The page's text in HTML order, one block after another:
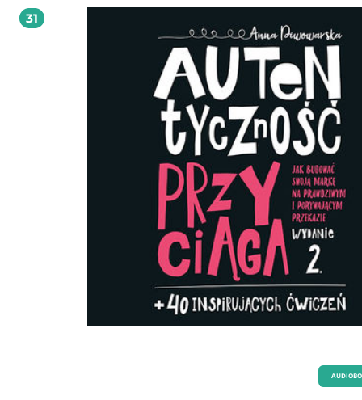
efektywnym ich rozwoju. Efektywnym, czyli takim, który pozwoli by przy
nakładzie czasu i pracy w satysfakcjonującym stopniu opanować nowy język.
książce poznasz wszystkie elementy sprawnego procesu uczenia się języków
Dowiesz się, co o mechanizmach przyswajania obcej mowy mówią badacze
poznasz sprawdzone sposoby przekładania tej wiedzy na codzienne rytuały
Będziesz ćwiczyć, ćwiczyć, ćwiczyć, ale uwaga - czeka Cię nagroda! Język obcy
przestanie być obcy o wiele szybciej, niż myślisz!
31